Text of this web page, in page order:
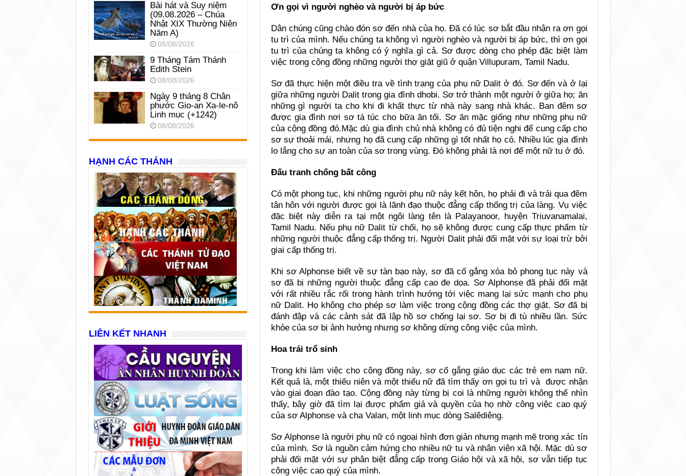
Ơn gọi vì người nghèo và người bị áp bức
Dân chúng cũng chào đón sơ đến nhà của họ. Đã có lúc sơ bắt đầu nhận ra ơn gọi
tu trì của mình. Nếu chúng ta không vì người nghèo và người bị áp bức, thì ơn gọi
tu trì của chúng ta không có ý nghĩa gì cả. Sơ được dòng cho phép đặc biệt làm
việc trong cộng đồng những người thợ giặt giũ ở quận Villupuram, Tamil Nadu.
Sơ đã thực hiện một điều tra về tình trạng của phụ nữ Dalit ở đó. Sơ đến và ở lại
giữa những người Dalit trong gia đình dhobi. Sơ trở thành một người ở giữa họ; ăn
những gì người ta cho khi đi khất thực từ nhà này sang nhà khác. Ban đêm sơ
được gia đình nơi sơ tá túc cho bữa ăn tối. Sơ ăn mặc giống như những phụ nữ
của cộng đồng đó.Mặc dù gia đình chủ nhà không có đủ tiện nghi để cung cấp cho
sơ sự thoải mái, nhưng họ đã cung cấp những gì tốt nhất họ có. Nhiều lúc gia đình
lo lắng cho sự an toàn của sơ trong vùng. Đó không phải là nơi để một nữ tu ở đó.
Đấu tranh chống bất công
Có một phong tục, khi những người phụ nữ này kết hôn, họ phải đi và trải qua đêm
tân hôn với người được gọi là lãnh đạo thuộc đẳng cấp thống trị của làng. Vụ việc
đặc biệt này diễn ra tại một ngôi làng tên là Palayanoor, huyện Triuvanamalai,
Tamil Nadu. Nếu phụ nữ Dalit từ chối, họ sẽ không được cung cấp thực phẩm từ
những người thuộc đẳng cấp thống trị. Người Dalit phải đối mặt với sự loại trừ bởi
giai cấp thống trị.
Khi sơ Alphonse biết về sự tàn bạo này, sơ đã cố gắng xóa bỏ phong tục này và
sơ đã bị những người thuộc đẳng cấp cao đe dọa. Sơ Alphonse đã phải đối mặt
với rất nhiều rắc rối trong hành trình hướng tới việc mang lại sức mạnh cho phụ
nữ Dalit. Họ không cho phép sơ làm việc trong cộng đồng các thợ giặt. Sơ đã bị
đánh đập và các cảnh sát đã lập hồ sơ chống lại sơ. Sơ bị đi tù nhiều lần. Sức
khỏe của sơ bị ảnh hưởng nhưng sơ không dừng công việc của mình.
Hoa trái trổ sinh
Trong khi làm việc cho cộng đồng này, sơ cố gắng giáo dục các trẻ em nam nữ.
Kết quả là, một thiếu niên và một thiếu nữ đã tìm thấy ơn gọi tu trì và được nhận
vào giai đoạn đào tạo. Cộng đồng này từng bị coi là những người không thể nhìn
thấy, bây giờ đã tìm lại được phẩm giá và quyền của họ nhờ công việc cao quý
của sơ Alphonse và cha Valan, một linh mục dòng Salêdiêng.
Sơ Alphonse là người phụ nữ có ngoại hình đơn giản nhưng mạnh mẽ trong xác tín
của mình. Sơ là nguồn cảm hứng cho nhiều nữ tu và nhân viên xã hội. Mặc dù sơ
phải đối mặt với sự phân biệt đẳng cấp trong Giáo hội và xã hội, sơ vẫn tiếp tục
công việc cao quý của mình.
Bài hát và Suy niệm
(09.08.2026 – Chúa
Nhật XIX Thường Niên
Năm A)
08/08/2026
9 Tháng Tám Thánh
Edith Stein
08/08/2026
Ngày 9 tháng 8 Chân
phước Gio-an Xa-le-nô
Linh mục (+1242)
08/08/2026
HẠNH CÁC THÁNH
LIÊN KẾT NHANH